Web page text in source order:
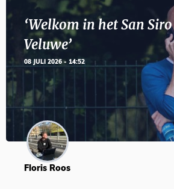
‘Welkom in het San
Veluwe’
08 JULI 2026 - 14:52
Floris Roos